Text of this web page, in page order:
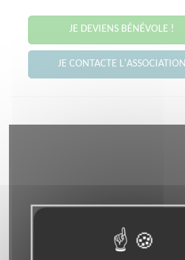
JE DEVIENS BÉNÉVOLE !
JE CONTACTE L'ASSOCIATION